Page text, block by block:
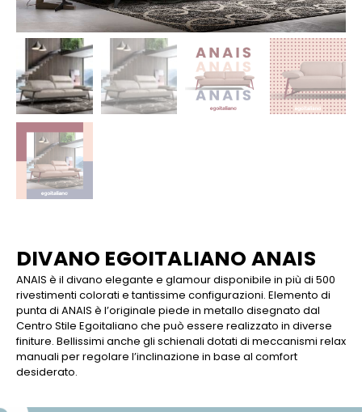
DIVANO EGOITALIANO ANAIS
ANAIS è il divano elegante e glamour disponibile in più di 500
rivestimenti colorati e tantissime configurazioni. Elemento di
punta di ANAIS è l’originale piede in metallo disegnato dal
Centro Stile Egoitaliano che può essere realizzato in diverse
finiture. Bellissimi anche gli schienali dotati di meccanismi relax
manuali per regolare l’inclinazione in base al comfort
desiderato.